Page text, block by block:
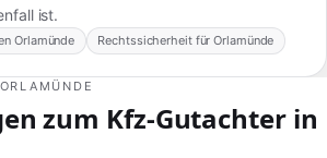
ist.
Orlamünde Rechtssicherheit für Orlamünde
zum Kfz-Gutachter in